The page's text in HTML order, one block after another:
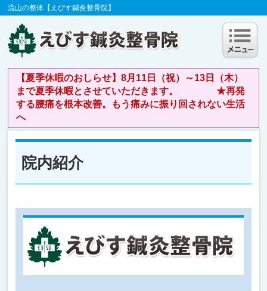
流山の整体【えびす鍼灸整骨院】
【夏季休暇のおしらせ】8月11日（祝）～13日（木）
まで夏季休暇とさせていただきます。 ★再発
する腰痛を根本改善。もう痛みに振り回されない生活
へ
院内紹介